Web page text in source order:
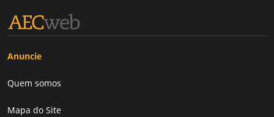
Anuncie
Quem somos
Mapa do Site